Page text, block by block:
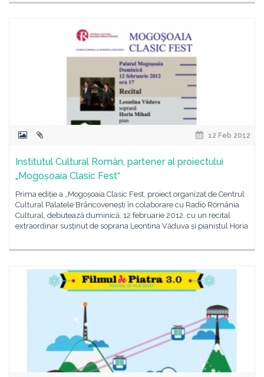
12 Feb 2012
Institutul Cultural Român, partener al proiectului
„Mogoșoaia Clasic Fest“
Prima ediție a „Mogoșoaia Clasic Fest, proiect organizat de Centrul
Cultural Palatele Brâncovenești în colaborare cu Radio România
Cultural, debutează duminică, 12 februarie 2012, cu un recital
extraordinar susținut de soprana Leontina Văduva și pianistul Horia